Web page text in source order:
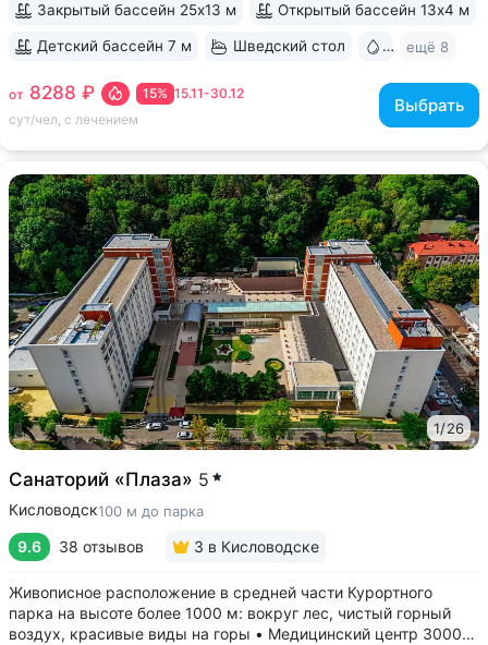
15.11-30.12
15%
от 8288 ₽
сут/чел, с лечением
Выбрать
Закрытый бассейн 25х13 м Открытый бассейн 13x4 м
Детский бассейн 7 м Шведский стол Бювет
ещё 8
1/26
Санаторий «Плаза» 5
Кисловодск100 м до парка
9.6 38 отзывов 3 в Кисловодске
Живописное расположение в средней части Курортного
парка на высоте более 1000 м: вокруг лес, чистый горный
воздух, красивые виды на горы • Медицинский центр 3000